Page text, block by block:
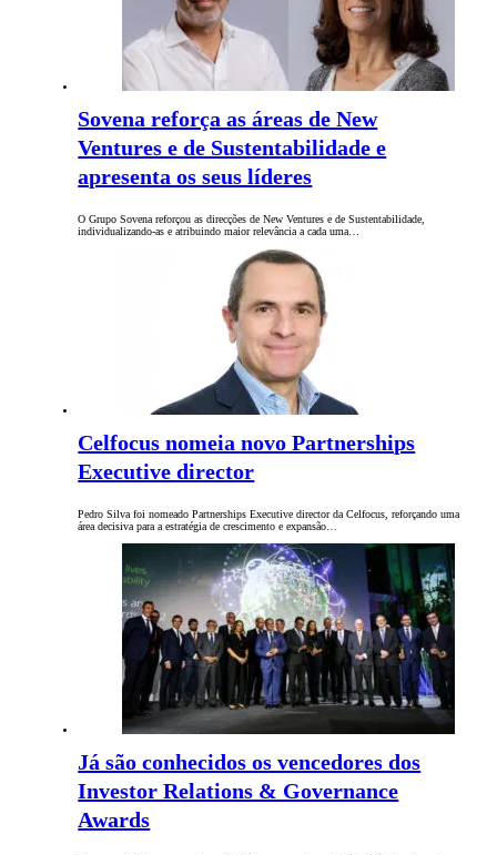
Sovena reforça as áreas de New
Ventures e de Sustentabilidade e
apresenta os seus líderes
O Grupo Sovena reforçou as direcções de New Ventures e de Sustentabilidade,
individualizando-as e atribuindo maior relevância a cada uma…
Celfocus nomeia novo Partnerships
Executive director
Pedro Silva foi nomeado Partnerships Executive director da Celfocus, reforçando uma
área decisiva para a estratégia de crescimento e expansão…
Já são conhecidos os vencedores dos
Investor Relations & Governance
Awards